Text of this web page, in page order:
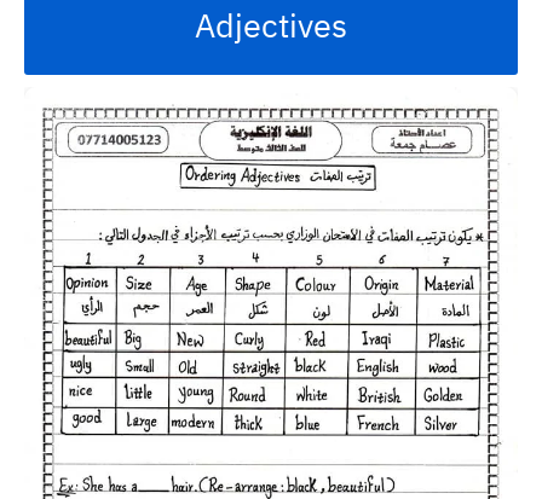
Adjectives